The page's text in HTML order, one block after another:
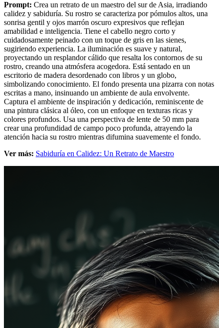
Prompt: Crea un retrato de un maestro del sur de Asia, irradiando
calidez y sabiduría. Su rostro se caracteriza por pómulos altos, una
sonrisa gentil y ojos marrón oscuro expresivos que reflejan
amabilidad e inteligencia. Tiene el cabello negro corto y
cuidadosamente peinado con un toque de gris en las sienes,
sugiriendo experiencia. La iluminación es suave y natural,
proyectando un resplandor cálido que resalta los contornos de su
rostro, creando una atmósfera acogedora. Está sentado en un
escritorio de madera desordenado con libros y un globo,
simbolizando conocimiento. El fondo presenta una pizarra con notas
escritas a mano, insinuando un ambiente de aula envolvente.
Captura el ambiente de inspiración y dedicación, reminiscente de
una pintura clásica al óleo, con un enfoque en texturas ricas y
colores profundos. Usa una perspectiva de lente de 50 mm para
crear una profundidad de campo poco profunda, atrayendo la
atención hacia su rostro mientras difumina suavemente el fondo.
Ver más: Sabiduría en Calidez: Un Retrato de Maestro